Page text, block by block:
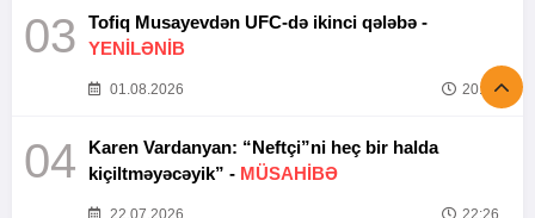
03
Tofiq Musayevdən UFC-də ikinci qələbə -
YENİLƏNİB
01.08.2026 20:52
04
Karen Vardanyan: “Neftçi”ni heç bir halda
kiçiltməyəcəyik” - MÜSAHİBƏ